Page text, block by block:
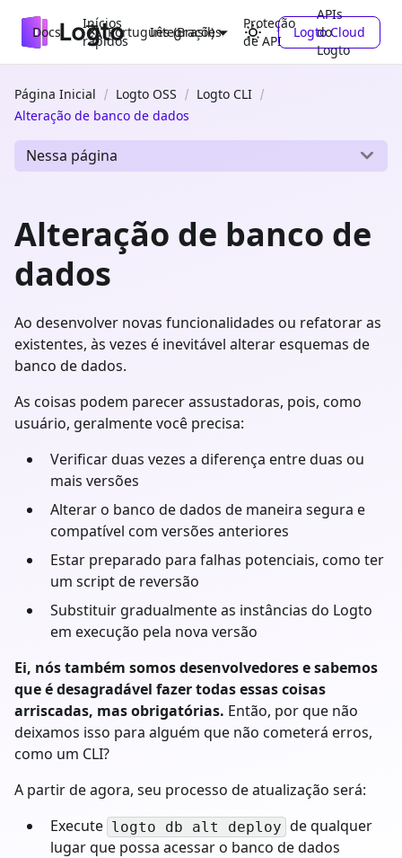
Docs
Inícios
rápidos
Integrações
Proteção
de API
APIs
do
Logto
Português (Brasil) Logto Cloud
Página Inicial Logto OSS
Logto CLI
Alteração de banco de dados
Nessa página
Alteração de banco de
dados
Ao desenvolver novas funcionalidades ou refatorar as
existentes, às vezes é inevitável alterar esquemas de
banco de dados.
As coisas podem parecer assustadoras, pois, como
usuário, geralmente você precisa:
Verificar duas vezes a diferença entre duas ou
mais versões
Alterar o banco de dados de maneira segura e
compatível com versões anteriores
Estar preparado para falhas potenciais, como ter
um script de reversão
Substituir gradualmente as instâncias do Logto
em execução pela nova versão
Ei, nós também somos desenvolvedores e sabemos
que é desagradável fazer todas essas coisas
arriscadas, mas obrigatórias. Então, por que não
deixamos isso para alguém que não cometerá erros,
como um CLI?
A partir de agora, seu processo de atualização será:
Execute logto db alt deploy de qualquer
lugar que possa acessar o banco de dados